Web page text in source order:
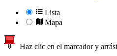
Lista
Mapa
Haz clic en el marcador y